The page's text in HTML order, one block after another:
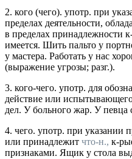
2. кого (чего). употр. при
пределах деятельности,
в пределах принадлежности
имеется. Шить пальто у
у мастера. Работать у нас
(выражение угрозы; разг.).
3. кого-чего. употр. для
действие или
дел. У больного жар. У певца
4. чего. употр. при указании
или принадлежит что-н., к-
признаками. Ящик у стола